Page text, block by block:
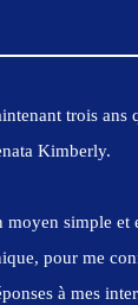
trois ans
Kimberly.
moyen simple et
pour me
à mes